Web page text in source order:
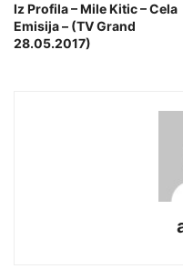
Iz Profila – Mile Kitic – Cela
Emisija – (TV Grand
28.05.2017)